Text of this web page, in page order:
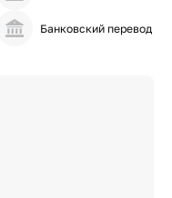
Банковский перевод